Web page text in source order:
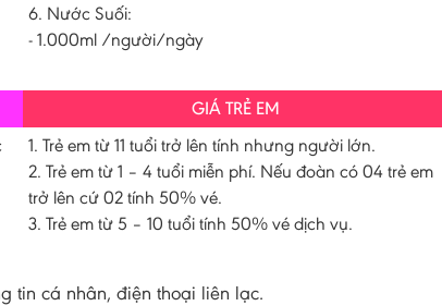
6. Nước Suối:
- 1.000ml /người/ngày
GIÁ TRẺ EM
1. Trẻ em từ 11 tuổi trở lên tính nhưng người lớn.
2. Trẻ em từ 1 – 4 tuổi miễn phí. Nếu đoàn có 04 trẻ em
trở lên cứ 02 tính 50% vé.
3. Trẻ em từ 5 – 10 tuổi tính 50% vé dịch vụ.
tin cá nhân, điện thoại liên lạc.